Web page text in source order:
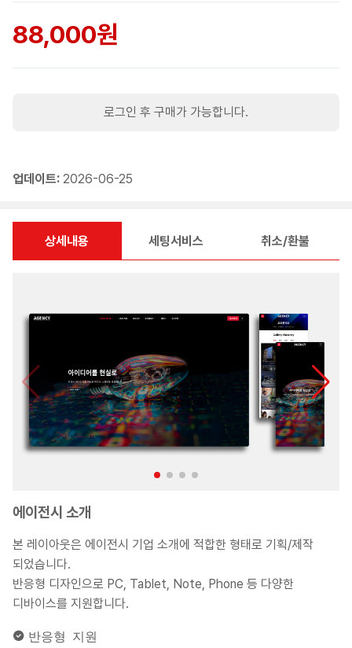
88,000원
로그인 후 구매가 가능합니다.
업데이트: 2026-06-25
상세내용 세팅서비스 취소/환불
에이전시 소개
본 레이아웃은 에이전시 기업 소개에 적합한 형태로 기획/제작
되었습니다.
반응형 디자인으로 PC, Tablet, Note, Phone 등 다양한
디바이스를 지원합니다.
반응형 지원